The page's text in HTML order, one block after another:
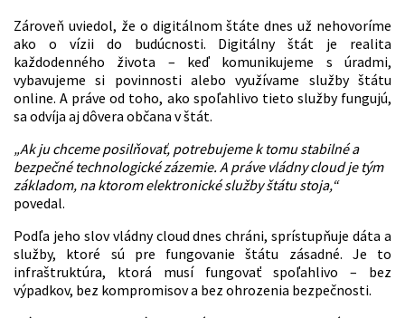
Zároveň uviedol, že o digitálnom štáte dnes už nehovoríme
ako o vízii do budúcnosti. Digitálny štát je realita
každodenného života – keď komunikujeme s úradmi,
vybavujeme si povinnosti alebo využívame služby štátu
online. A práve od toho, ako spoľahlivo tieto služby fungujú,
sa odvíja aj dôvera občana v štát.
„Ak ju chceme posilňovať, potrebujeme k tomu stabilné a
bezpečné technologické zázemie. A práve vládny cloud je tým
základom, na ktorom elektronické služby štátu stoja,“
povedal.
Podľa jeho slov vládny cloud dnes chráni, sprístupňuje dáta a
služby, ktoré sú pre fungovanie štátu zásadné. Je to
infraštruktúra, ktorá musí fungovať spoľahlivo – bez
výpadkov, bez kompromisov a bez ohrozenia bezpečnosti.